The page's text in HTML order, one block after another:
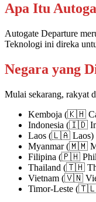
Apa Itu
Autogate Departure
Teknologi ini direka
Negara yang
Mulai sekarang, rakyat
Kemboja (🇰🇭
Indonesia (🇮🇩
Laos (🇱🇦 Laos)
Myanmar (🇲🇲
Filipina (🇵🇭
Thailand (🇹🇭
Vietnam (🇻🇳
Timor-Leste (🇹🇱